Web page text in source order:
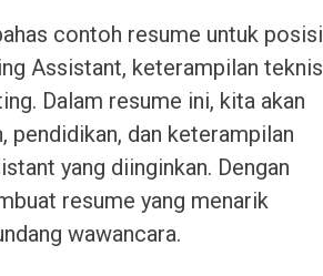
contoh resume untuk posisi
Assistant, keterampilan teknis
Dalam resume ini, kita akan
pendidikan, dan keterampilan
yang diinginkan. Dengan
resume yang menarik
wawancara.